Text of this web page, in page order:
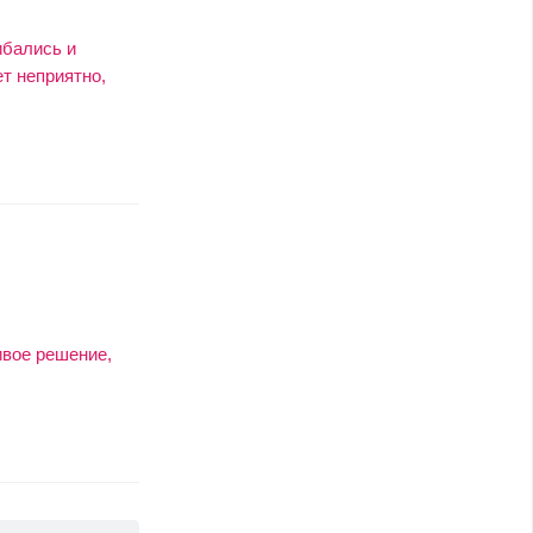
и
неприятно,
решение,